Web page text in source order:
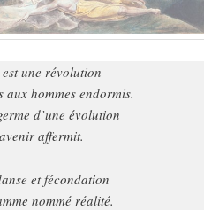
une révolution
aux hommes endormis.
d’une évolution
affermit.
et fécondation
nommé réalité.